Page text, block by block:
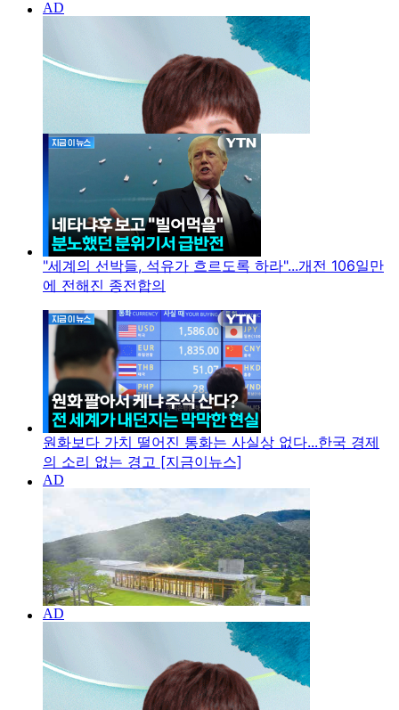
"세계의 선박들, 석유가 흐르도록 하라"...개전 106일만
에 전해진 종전합의
원화보다 가치 떨어진 통화는 사실상 없다...한국 경제
의 소리 없는 경고 [지금이뉴스]